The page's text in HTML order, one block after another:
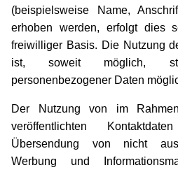
(beispielsweise Name,
erhoben werden, erfolgt dies
freiwilliger Basis. Die Nutzung
ist, soweit möglich,
personenbezogener Daten
Der Nutzung von im
veröffentlichten
Übersendung von nicht
Werbung und